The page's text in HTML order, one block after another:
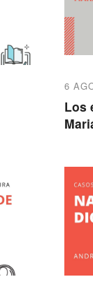
6
Los